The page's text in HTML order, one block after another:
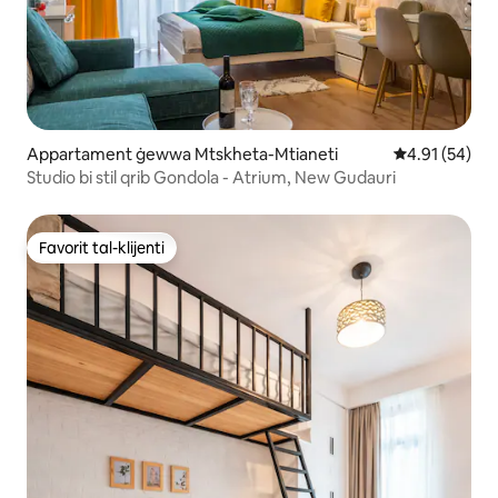
Appartament ġewwa Mtskheta-Mtianeti Rating
4.91 (54)
Studio bi stil qrib Gondola - Atrium, New Gudauri
Favorit tal-klijenti
Favorit tal-klijenti